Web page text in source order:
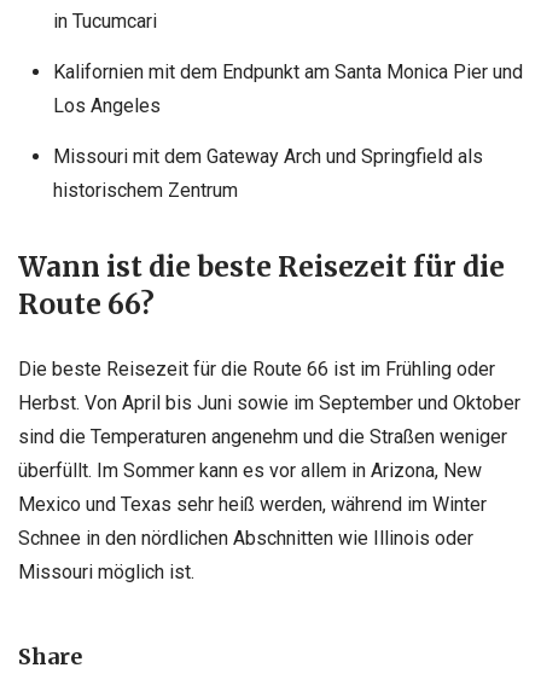
in Tucumcari
Kalifornien mit dem Endpunkt am Santa Monica Pier und
Los Angeles
Missouri mit dem Gateway Arch und Springfield als
historischem Zentrum
Wann ist die beste Reisezeit für die
Route 66?
Die beste Reisezeit für die Route 66 ist im Frühling oder
Herbst. Von April bis Juni sowie im September und Oktober
sind die Temperaturen angenehm und die Straßen weniger
überfüllt. Im Sommer kann es vor allem in Arizona, New
Mexico und Texas sehr heiß werden, während im Winter
Schnee in den nördlichen Abschnitten wie Illinois oder
Missouri möglich ist.
Share